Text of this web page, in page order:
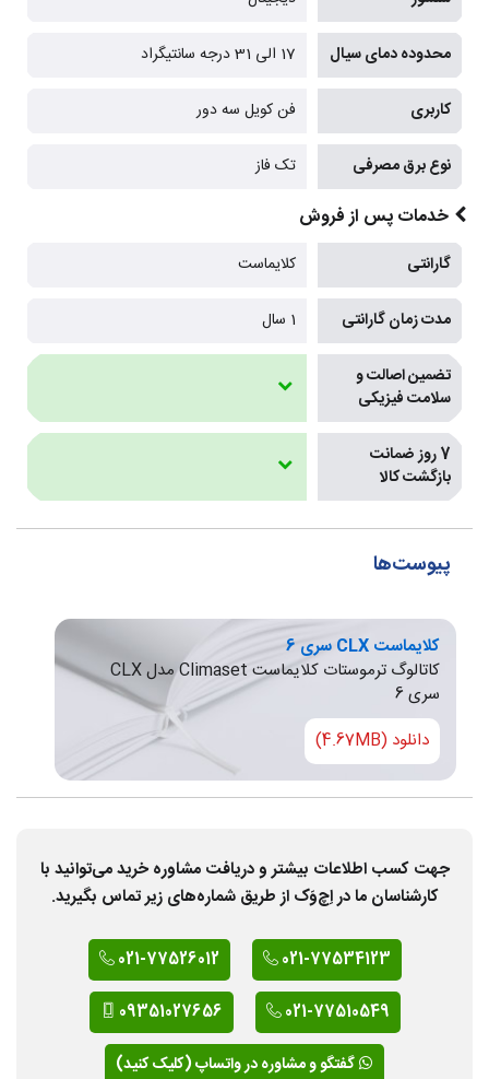
محدوده دمای سیال 17 الی 31 درجه سانتیگراد
کاربری فن کویل سه دور
نوع برق مصرفی تک فاز
خدمات پس از فروش
گارانتی کلایماست
مدت زمان گارانتی 1 سال
تضمین اصالت و
سلامت فیزیکی
7 روز ضمانت
بازگشت کالا
پیوست‌ها
کلایماست CLX سری 6
کاتالوگ ترموستات کلایماست Climaset مدل CLX
سری 6
دانلود (4.67MB)
جهت کسب اطلاعات بیشتر و دریافت مشاوره خرید می‌توانید با
کارشناسان ما در اِچ‌وَک از طریق شماره‌های زیر تماس بگیرید.
021-77534123
021-77526012
021-77510549
09351027656
گفتگو و مشاوره در واتساپ (کلیک کنید)